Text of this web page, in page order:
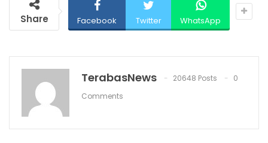
Share Facebook Twitter WhatsApp
TerabasNews 20648 Posts
0
Comments